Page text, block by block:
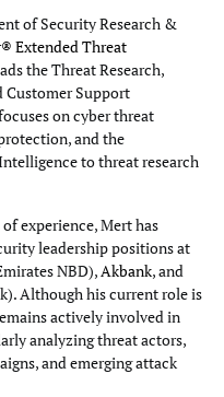
of Security Research &
Extended Threat
the Threat Research,
Customer Support
on cyber threat
and the
to threat research
experience, Mert has
leadership positions at
NBD),Akbank, and
Although his current role is
actively involved in
analyzing threat actors,
and emerging attack